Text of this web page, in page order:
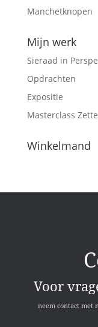
Manchetknopen
Mijn werk
Sieraad in
Opdrachten
Expositie
Masterclass
Winkelmand
Voor
neem contact met